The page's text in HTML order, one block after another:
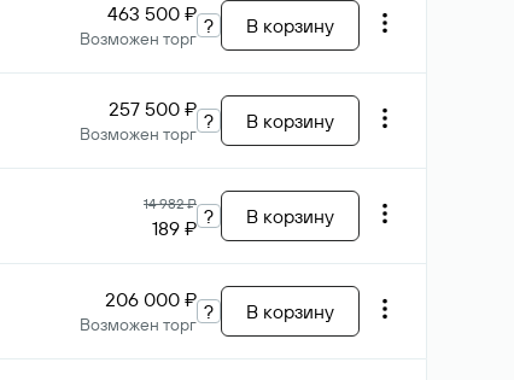
463 500 ₽
Возможен торг
? В корзину
257 500 ₽
Возможен торг
? В корзину
14 982 ₽
189 ₽ ? В корзину
206 000 ₽
Возможен торг
? В корзину